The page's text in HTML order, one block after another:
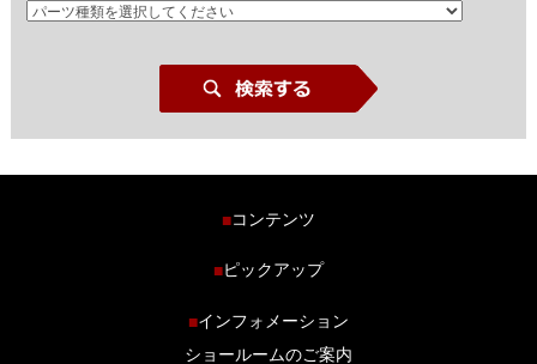
■コンテンツ
商品ラインナップ
■ピックアップ
■インフォメーション
ショールームのご案内